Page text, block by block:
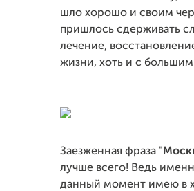
шло хорошо и своим
пришлось сдерживать
лечение,
жизни, хоть и с
Заезженная фраза "
лучше всего! Ведь
данный момент имею в